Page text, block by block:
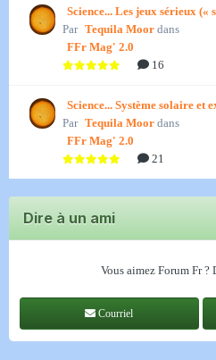
Science... Les jeux sérieux («
Par Tequila Moor dans
FFr Mag' 2.0
16
Science... Système solaire et
Par Tequila Moor dans
FFr Mag' 2.0
21
Dire à un ami
Vous aimez Forum Fr ?
Courriel